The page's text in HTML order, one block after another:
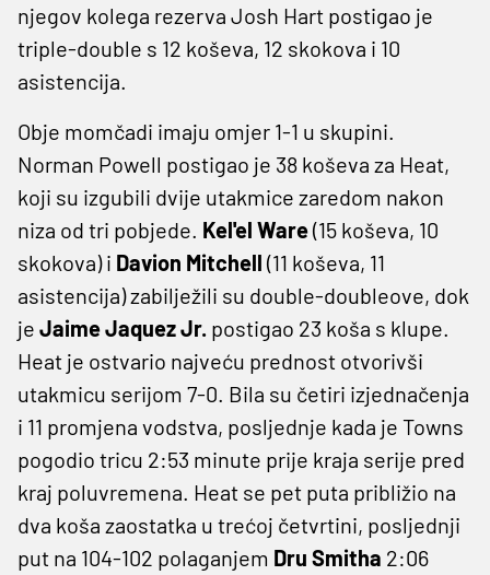
njegov kolega rezerva Josh Hart postigao je
triple-double s 12 koševa, 12 skokova i 10
asistencija.
Obje momčadi imaju omjer 1-1 u skupini.
Norman Powell postigao je 38 koševa za Heat,
koji su izgubili dvije utakmice zaredom nakon
niza od tri pobjede. Kel'el Ware(15 koševa, 10
skokova) i Davion Mitchell (11 koševa, 11
asistencija) zabilježili su double-doubleove, dok
je Jaime Jaquez Jr. postigao 23 koša s klupe.
Heat je ostvario najveću prednost otvorivši
utakmicu serijom 7-0. Bila su četiri izjednačenja
i 11 promjena vodstva, posljednje kada je Towns
pogodio tricu 2:53 minute prije kraja serije pred
kraj poluvremena. Heat se pet puta približio na
dva koša zaostatka u trećoj četvrtini, posljednji
put na 104-102 polaganjem Dru Smitha 2:06